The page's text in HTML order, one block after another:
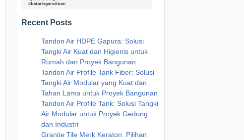
Recent Posts
Tandon Air HDPE Gapura: Solusi
Tangki Air Kuat dan Higienis untuk
Rumah dan Proyek Bangunan
Tandon Air Profile Tank Fiber: Solusi
Tangki Air Modular yang Kuat dan
Tahan Lama untuk Proyek Bangunan
Tandon Air Profile Tank: Solusi Tangki
Air Modular untuk Proyek Gedung
dan Industri
Granite Tile Merk Keraton: Pilihan